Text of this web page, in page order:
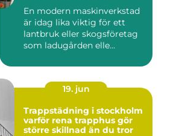
En modern maskinverkstad
är idag lika viktig för ett
lantbruk eller skogsföretag
som ladugården elle...
19. jun
Trappstädning i stockholm
varför rena trapphus gör
större skillnad än du tror